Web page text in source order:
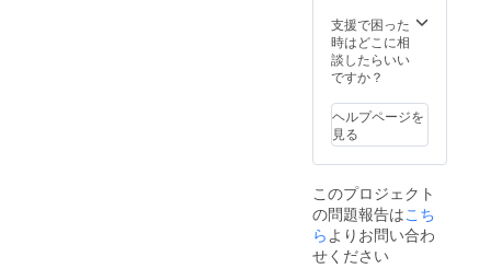
異なる
場合が
ござい
ます。
くださ
い。
赤、
黒、水
色、グ
レーの
か。
包
製で
す。
注）返
礼品
ノート
ファイ
ル リン
グ：シ
ル
バー、
ゴール
ド、
黒、水
色、グ
レーの
いずれ
か。
包
外しや
用紙の
差し替
えは、
スト
ラップ
してい
る６角
形のア
クセサ
リーを
使って
行うこ
フィル
ができ
ます。
ネック
ラップ
るとモ
バイル
性能と
ファッ
ション
性がさ
らに向
変更し
ますこ
とをご
了承く
い。 程
よい滑
らかさ
の「OK
ス紙」
や竹
100%か
ら作ら
山県産
のセル
ビッチ
デニム
を使用
してい
ます。
岡山県
場で縫
製して
いま
す。 ポ
ケット
インさ
れた
ノート
です。
ズのポ
ケット
がその
まま表
なって
おりカ
バーで
は、あ
りませ
支援で困った
時はどこに相
談したらいい
ですか？
ヘルプページを
見る
このプロジェクト
の問題報告はこち
らよりお問い合わ
せください